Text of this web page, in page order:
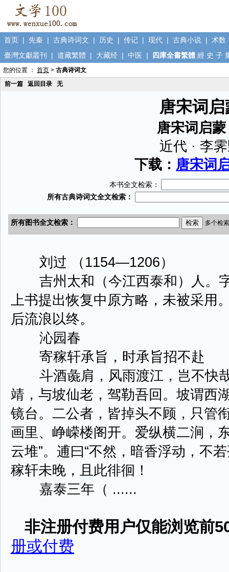
首页 | 先秦 | 古典诗词文 | 历史 | 传记 | 现代 | 古典小说 | 术数
臺灣文獻叢刊
| 道藏繁體 | 大藏经 | 中医 | 四庫全書繁體 經 史 子
您的位置 ： 首页 > 古典诗词文
前一篇
返回目录 无
唐宋词启
唐宋词启
近代 · 李
下载： 唐宋词
本书全文检索：
刘过 （1154—1206）
吉州太和（今江西泰和）人。字
上书提出恢复中原方略，未被采用
后流浪以终。
沁园春
寄稼轩承旨，时承旨招不赴
斗酒彘肩，风雨渡江，岂不快
靖，与坡仙老，驾勒吾回。坡谓西
镜台。二公者，皆掉头不顾，只管
画里、峥嵘楼阁开。爱纵横二涧，
云堆”。逋曰“不然，暗香浮动，不
稼轩未晚，且此徘徊！
嘉泰三年（ ......
非注册付费用户仅能浏览前
册或付费